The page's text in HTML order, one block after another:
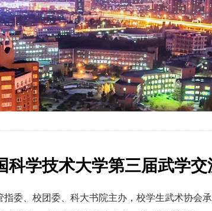
科学技术大学第三届武学
指委、校团委、科大书院主办，校学生武术协会